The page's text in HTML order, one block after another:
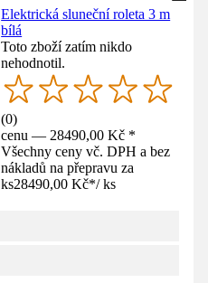
Elektrická sluneční roleta 3 m
bílá
Toto zboží zatím nikdo
nehodnotil.
(0)
cenu — 28490,00 Kč *
Všechny ceny vč. DPH a bez
nákladů na přepravu za
ks28490,00 Kč*/ ks